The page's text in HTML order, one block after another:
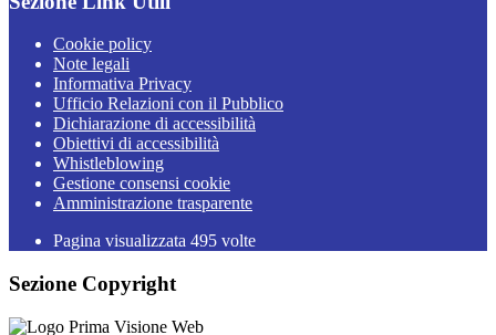
Cookie policy
Note legali
Informativa Privacy
Ufficio Relazioni con il Pubblico
Dichiarazione di accessibilità
Obiettivi di accessibilità
Whistleblowing
Gestione consensi cookie
Amministrazione trasparente
Pagina visualizzata 495 volte
Sezione Copyright